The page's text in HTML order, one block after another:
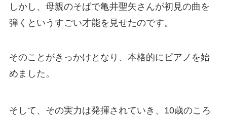
しかし、母親のそばで亀井聖矢さんが初見の曲を
弾くというすごい才能を見せたのです。
そのことがきっかけとなり、本格的にピアノを始
めました。
そして、その実力は発揮されていき、 10歳のころ